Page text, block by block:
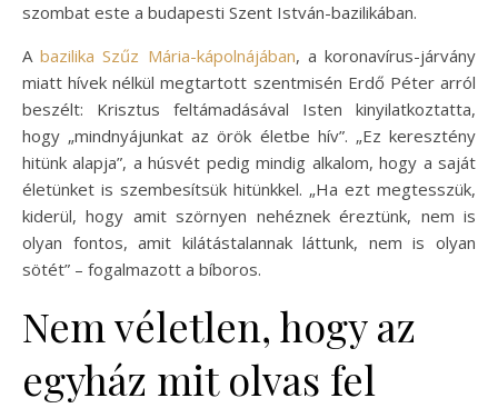
szombat este a budapesti Szent István-bazilikában.
Abazilika Szűz Mária-kápolnájában, a koronavírus-járvány
miatt hívek nélkül megtartott szentmisén Erdő Péter arról
beszélt: Krisztus feltámadásával Isten kinyilatkoztatta,
hogy „mindnyájunkat az örök életbe hív”. „Ez keresztény
hitünk alapja”, a húsvét pedig mindig alkalom, hogy a saját
életünket is szembesítsük hitünkkel. „Ha ezt megtesszük,
kiderül, hogy amit szörnyen nehéznek éreztünk, nem is
olyan fontos, amit kilátástalannak láttunk, nem is olyan
sötét” – fogalmazott a bíboros.
Nem véletlen, hogy az
egyház mit olvas fel